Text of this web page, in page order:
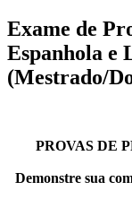
Exame de
Espanhola e
(Mestrado/
PROVAS DE
Demonstre sua